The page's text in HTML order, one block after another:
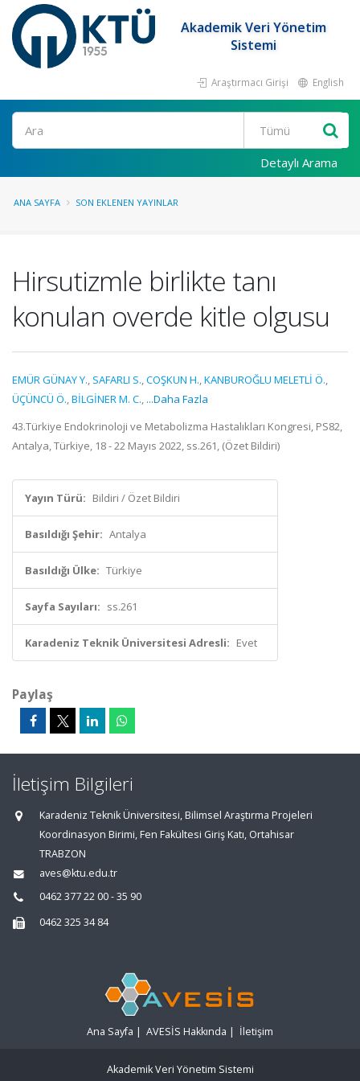
Akademik Veri Yönetim
Sistemi
Araştırmacı Girişi English
Ara
Detaylı Arama
ANA SAYFA SON EKLENEN YAYINLAR
Hirsutizmle birlikte tanı
konulan overde kitle olgusu
EMÜR GÜNAY Y., SAFARLI S.,COŞKUN H.,KANBUROĞLU MELETLİ Ö.,
ÜÇÜNCÜ Ö.,BİLGİNER M. C., ...Daha Fazla
43.Türkiye Endokrinoloji ve Metabolizma Hastalıkları Kongresi, PS82,
Antalya, Türkiye, 18 - 22 Mayıs 2022, ss.261, (Özet Bildiri)
Yayın Türü: Bildiri / Özet Bildiri
Basıldığı Şehir: Antalya
Basıldığı Ülke: Türkiye
Sayfa Sayıları: ss.261
Karadeniz Teknik Üniversitesi Adresli: Evet
Paylaş
İletişim Bilgileri
Karadeniz Teknik Üniversitesi, Bilimsel Araştırma Projeleri
Koordinasyon Birimi, Fen Fakültesi Giriş Katı, Ortahisar
TRABZON
aves@ktu.edu.tr
0462 377 22 00 - 35 90
0462 325 34 84
Ana Sayfa | AVESİS Hakkında | İletişim
Akademik Veri Yönetim Sistemi